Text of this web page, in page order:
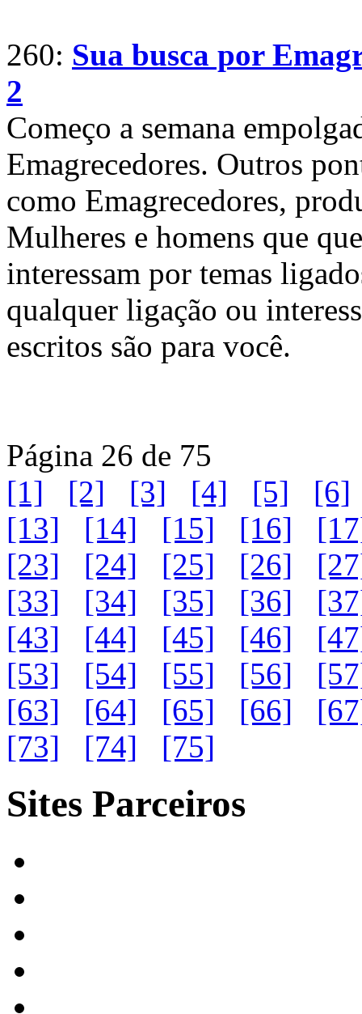
260: Sua busca por
2
Começo a semana
Emagrecedores. Outros
como Emagrecedores,
Mulheres e homens que
interessam por temas
qualquer ligação ou
escritos são para você.
Página 26 de 75
[1]
[2] [3] [4] [5]
[6]
[13]
[14] [15] [16]
[23]
[24] [25] [26]
[33]
[34] [35] [36]
[43]
[44] [45] [46]
[53]
[54] [55] [56]
[63]
[64] [65] [66]
[73]
[74] [75]
Sites Parceiros